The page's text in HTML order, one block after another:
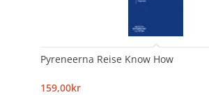
Pyreneerna Reise Know How
159,00kr